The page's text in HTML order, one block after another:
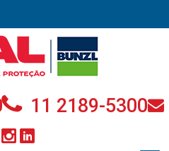
11 2189-5300